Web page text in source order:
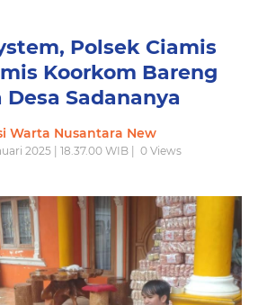
Polsek Ciamis
Koorkom Bareng
Desa Sadananya
Warta Nusantara New
2025 | 18.37.00 WIB | 0 Views